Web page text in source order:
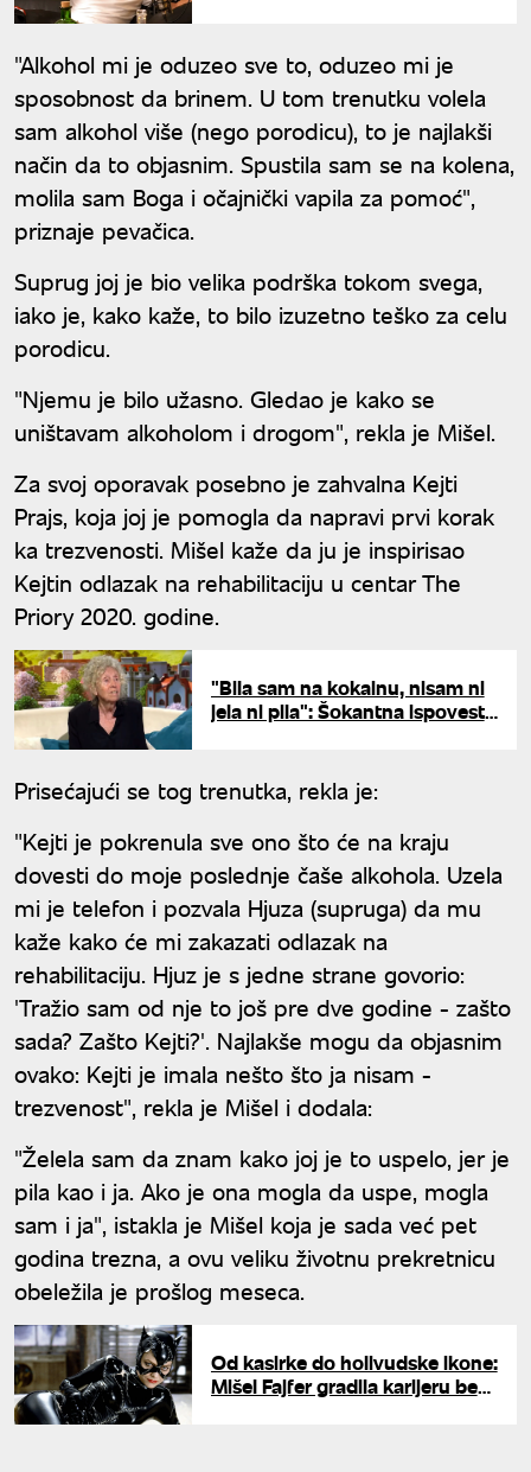
"Alkohol mi je oduzeo sve to, oduzeo mi je
sposobnost da brinem. U tom trenutku volela
sam alkohol više (nego porodicu), to je najlakši
način da to objasnim. Spustila sam se na kolena,
molila sam Boga i očajnički vapila za pomoć",
priznaje pevačica.
Suprug joj je bio velika podrška tokom svega,
iako je, kako kaže, to bilo izuzetno teško za celu
porodicu.
"Njemu je bilo užasno. Gledao je kako se
uništavam alkoholom i drogom", rekla je Mišel.
Za svoj oporavak posebno je zahvalna Kejti
Prajs, koja joj je pomogla da napravi prvi korak
ka trezvenosti. Mišel kaže da ju je inspirisao
Kejtin odlazak na rehabilitaciju u centar The
Priory 2020. godine.
"Bila sam na kokainu, nisam ni
jela ni pila": Šokantna ispovest
Prisećajući se tog trenutka, rekla je:
"Kejti je pokrenula sve ono što će na kraju
dovesti do moje poslednje čaše alkohola. Uzela
mi je telefon i pozvala Hjuza (supruga) da mu
kaže kako će mi zakazati odlazak na
rehabilitaciju. Hjuz je s jedne strane govorio:
'Tražio sam od nje to još pre dve godine - zašto
sada? Zašto Kejti?'. Najlakše mogu da objasnim
ovako: Kejti je imala nešto što ja nisam -
trezvenost", rekla je Mišel i dodala:
"Želela sam da znam kako joj je to uspelo, jer je
pila kao i ja. Ako je ona mogla da uspe, mogla
sam i ja", istakla je Mišel koja je sada već pet
godina trezna, a ovu veliku životnu prekretnicu
obeležila je prošlog meseca.
Od kasirke do holivudske ikone:
Mišel Fajfer gradila karijeru bez